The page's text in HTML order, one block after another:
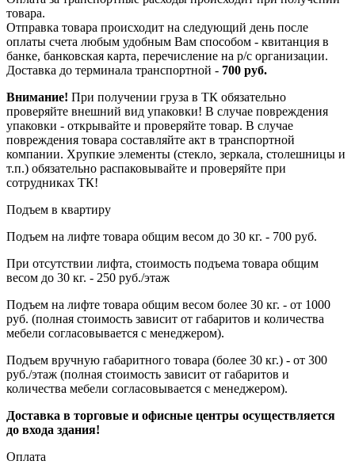
товара.
Отправка товара происходит на следующий день после
оплаты счета любым удобным Вам способом - квитанция в
банке, банковская карта, перечисление на р/с организации.
Доставка до терминала транспортной - 700 руб.
Внимание! При получении груза в ТК обязательно
проверяйте внешний вид упаковки! В случае повреждения
упаковки - открывайте и проверяйте товар. В случае
повреждения товара составляйте акт в транспортной
компании. Хрупкие элементы (стекло, зеркала, столешницы и
т.п.) обязательно распаковывайте и проверяйте при
сотрудниках ТК!
Подъем в квартиру
Подъем на лифте товара общим весом до 30 кг. - 700 руб.
При отсутствии лифта, стоимость подъема товара общим
весом до 30 кг. - 250 руб./этаж
Подъем на лифте товара общим весом более 30 кг. - от 1000
руб. (полная стоимость зависит от габаритов и количества
мебели согласовывается с менеджером).
Подъем вручную габаритного товара (более 30 кг.) - от 300
руб./этаж (полная стоимость зависит от габаритов и
количества мебели согласовывается с менеджером).
Доставка в торговые и офисные центры осуществляется
до входа здания!
Оплата